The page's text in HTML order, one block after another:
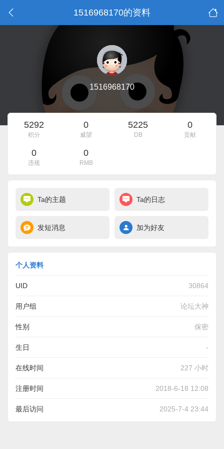
1516968170的资料
1516968170
5292
积分
0
威望
5225
DB
0
贡献
0
违规
0
RMB
Ta的主题 Ta的日志
发短消息 加为好友
个人资料
UID 30864
用户组 论坛大神
性别 保密
生日 -
在线时间 227 小时
注册时间 2018-6-18 12:08
最后访问 2025-7-4 23:44